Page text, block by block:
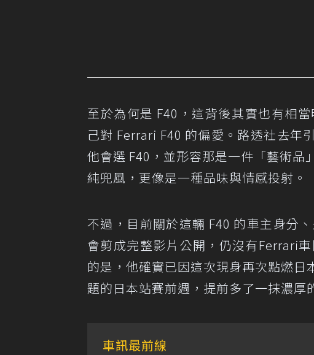
至於為何是 F40，這背後其實也有相
己對 Ferrari F40 的偏愛。路透社去年
他會選 F40，並形容那是一件「藝術品
純兜風，更像是一種品味與情感投射。
不過，目前關於這輛 F40 的車主身分
會剪成完整影片公開，仍沒有Ferrari
的是，他確實已因這次現身再次點燃
題的日本站賽前週，提前多了一抹濃厚
車訊最前線